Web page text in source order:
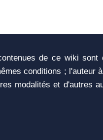
de ce wiki sont
conditions ; l'auteur
modalités et d'autres